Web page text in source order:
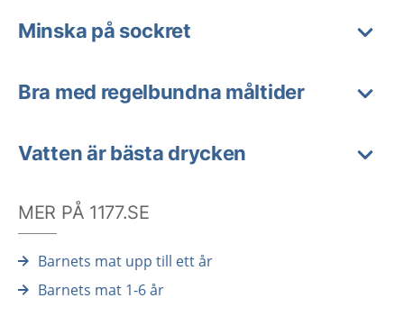
Minska på sockret
Bra med regelbundna måltider
Vatten är bästa drycken
MER PÅ 1177.SE
Barnets mat upp till ett år
Barnets mat 1-6 år